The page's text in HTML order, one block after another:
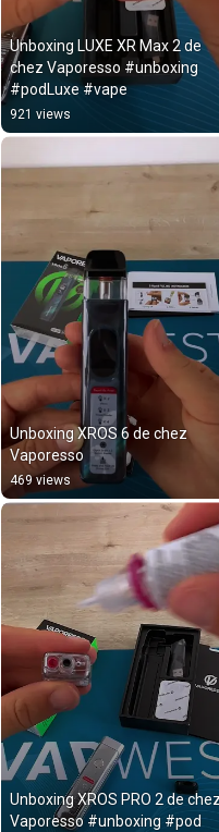
Unboxing LUXE XR Max 2 de
chez Vaporesso #unboxing
#podLuxe #vape
921 views
Unboxing XROS 6 de chez
Vaporesso
469 views
Unboxing XROS PRO 2 de chez
Vaporesso #unboxing #pod